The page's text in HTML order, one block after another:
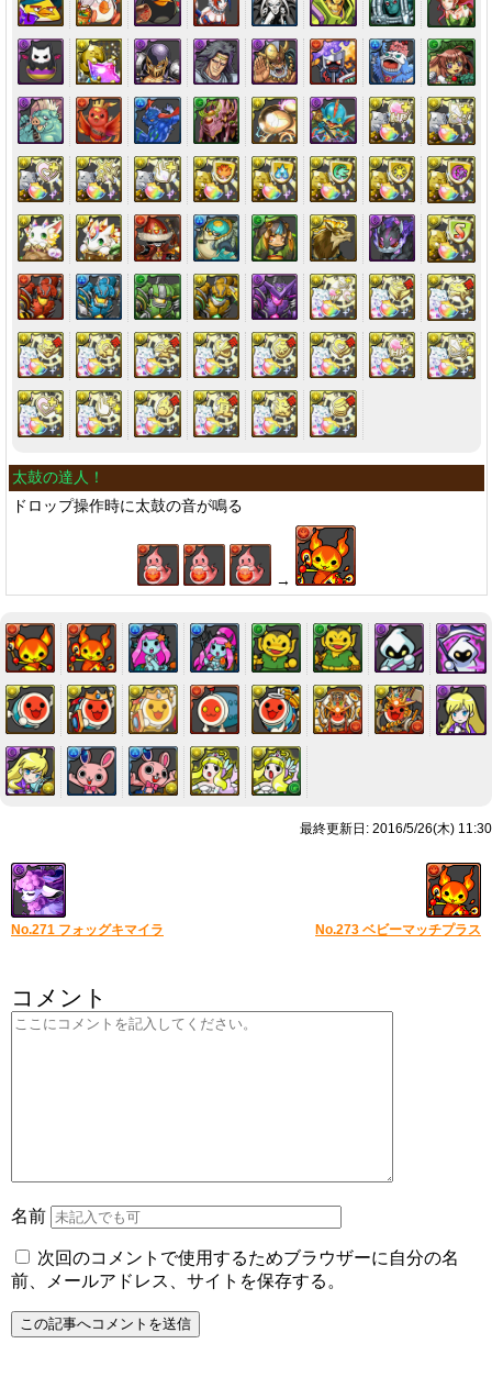
太鼓の達人！
ドロップ操作時に太鼓の音が鳴る
→
最終更新日: 2016/5/26(木) 11:30
No.271 フォッグキマイラ No.273 ベビーマッチプラス
コメント
名前
次回のコメントで使用するためブラウザーに自分の名
前、メールアドレス、サイトを保存する。